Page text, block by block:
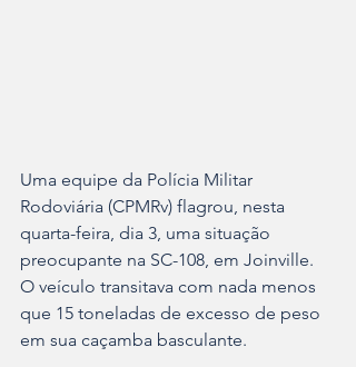
Uma equipe da Polícia Militar
Rodoviária (CPMRv) flagrou, nesta
quarta-feira, dia 3, uma situação
preocupante na SC-108, em Joinville.
O veículo transitava com nada menos
que 15 toneladas de excesso de peso
em sua caçamba basculante.